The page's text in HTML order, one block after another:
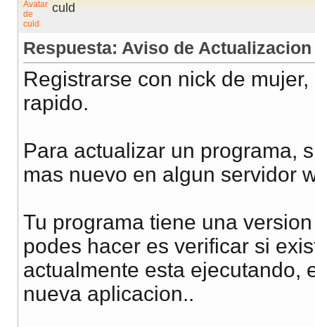
culd
Respuesta: Aviso de
Registrarse con nick de
rapido.
Para actualizar un programa,
mas nuevo en algun servidor
Tu programa tiene una
podes hacer es verificar si
actualmente esta ejecutando,
nueva aplicacion..